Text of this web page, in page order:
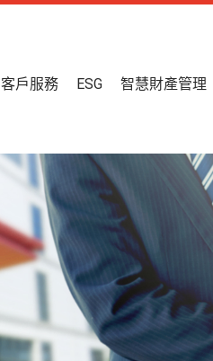
智慧財產管理
ESG
客戶服務